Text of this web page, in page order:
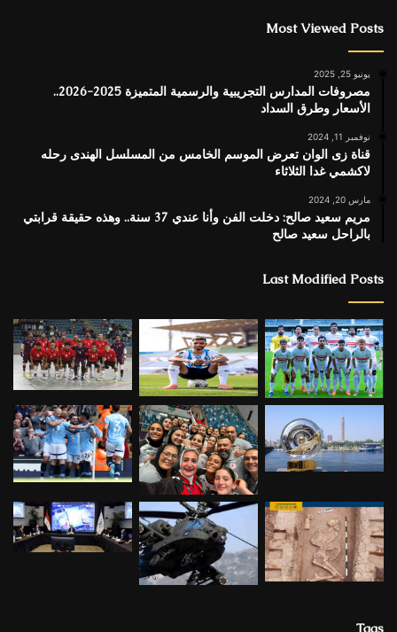
Most Viewed Posts
يونيو 25, 2025
مصروفات المدارس التجريبية والرسمية المتميزة 2025-2026..
الأسعار وطرق السداد
نوفمبر 11, 2024
قناة زى الوان تعرض الموسم الخامس من المسلسل الهندى رحله
لاكشمي غدا الثلاثاء
مارس 20, 2024
مريم سعيد صالح: دخلت الفن وأنا عندي 37 سنة.. وهذه حقيقة قرابتي
بالراحل سعيد صالح
Last Modified Posts
Tags